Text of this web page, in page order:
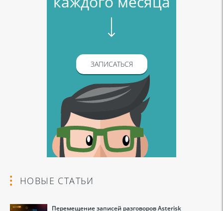
ЗАПИСАТЬСЯ
НОВЫЕ СТАТЬИ
Перемещение записей разговоров Asterisk